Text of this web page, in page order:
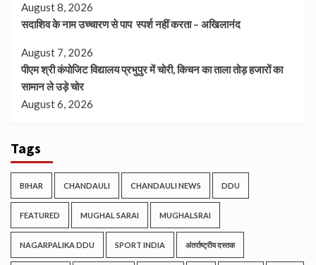
August 8, 2026
सदाशिव के नाम उच्चारण से पाप स्पर्श नहीं करता – अखिलानंद
August 7, 2026
पीएम श्री कंपोजिट विद्यालय प्रभुपुर में चोरी, किचन का ताला तोड़ हजारों का
सामान ले उड़े चोर
August 6, 2026
Tags
BIHAR CHANDAULI CHANDAULI NEWS DDU
FEATURED MUGHAL SARAI MUGHALSRAI
NAGARPALIKA DDU SPORT INDIA अंतर्राष्ट्रीय दस्तक